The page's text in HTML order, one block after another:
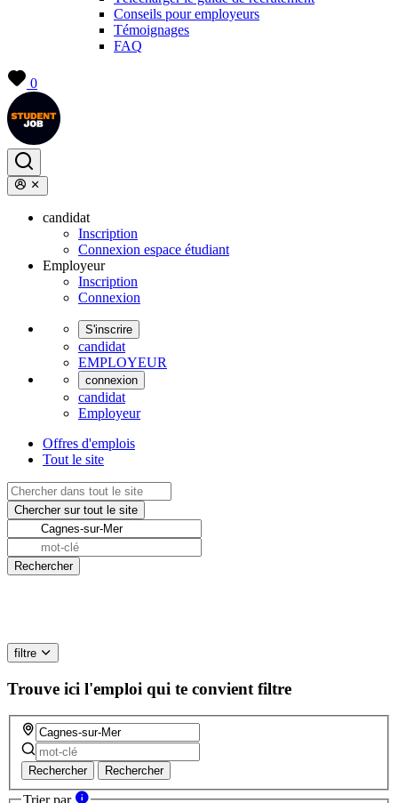
Conseils pour employeurs
Témoignages
FAQ
0
candidat
Inscription
Connexion espace étudiant
Employeur
Inscription
Connexion
S'inscrire
candidat
EMPLOYEUR
connexion
candidat
Employeur
Offres d'emplois
Tout le site
filtre
Trouve ici l'emploi qui te convient filtre
Rechercher Rechercher
Trier par